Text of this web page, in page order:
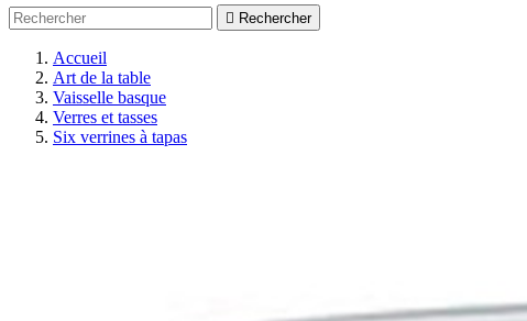
 Rechercher
Accueil
Art de la table
Vaisselle basque
Verres et tasses
Six verrines à tapas